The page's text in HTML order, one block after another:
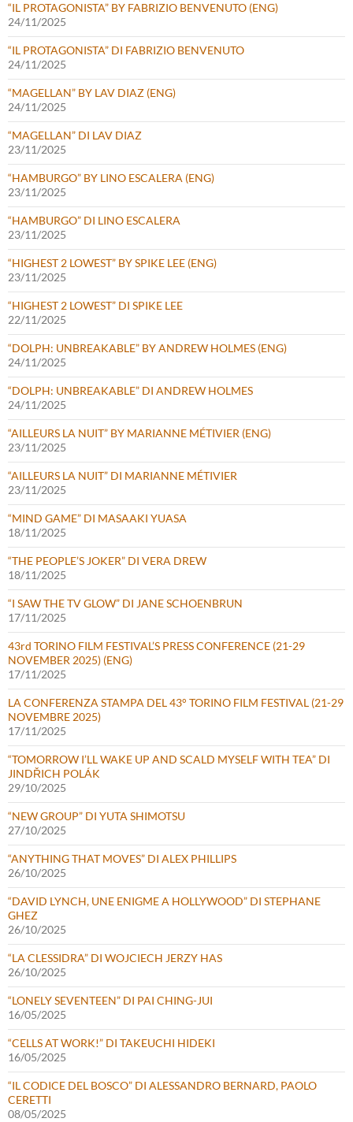
“IL PROTAGONISTA” BY FABRIZIO BENVENUTO (ENG)
24/11/2025
“IL PROTAGONISTA” DI FABRIZIO BENVENUTO
24/11/2025
“MAGELLAN” BY LAV DIAZ (ENG)
24/11/2025
“MAGELLAN” DI LAV DIAZ
23/11/2025
“HAMBURGO” BY LINO ESCALERA (ENG)
23/11/2025
“HAMBURGO” DI LINO ESCALERA
23/11/2025
“HIGHEST 2 LOWEST” BY SPIKE LEE (ENG)
23/11/2025
“HIGHEST 2 LOWEST” DI SPIKE LEE
22/11/2025
“DOLPH: UNBREAKABLE” BY ANDREW HOLMES (ENG)
24/11/2025
“DOLPH: UNBREAKABLE” DI ANDREW HOLMES
24/11/2025
“AILLEURS LA NUIT” BY MARIANNE MÉTIVIER (ENG)
23/11/2025
“AILLEURS LA NUIT” DI MARIANNE MÉTIVIER
23/11/2025
“MIND GAME” DI MASAAKI YUASA
18/11/2025
“THE PEOPLE’S JOKER” DI VERA DREW
18/11/2025
“I SAW THE TV GLOW” DI JANE SCHOENBRUN
17/11/2025
43rd TORINO FILM FESTIVAL’S PRESS CONFERENCE (21-29
NOVEMBER 2025) (ENG)
17/11/2025
LA CONFERENZA STAMPA DEL 43° TORINO FILM FESTIVAL (21-29
NOVEMBRE 2025)
17/11/2025
“TOMORROW I’LL WAKE UP AND SCALD MYSELF WITH TEA” DI
JINDŘICH POLÁK
29/10/2025
“NEW GROUP” DI YUTA SHIMOTSU
27/10/2025
“ANYTHING THAT MOVES” DI ALEX PHILLIPS
26/10/2025
“DAVID LYNCH, UNE ENIGME A HOLLYWOOD” DI STEPHANE
GHEZ
26/10/2025
“LA CLESSIDRA” DI WOJCIECH JERZY HAS
26/10/2025
“LONELY SEVENTEEN” DI PAI CHING-JUI
16/05/2025
“CELLS AT WORK!” DI TAKEUCHI HIDEKI
16/05/2025
“IL CODICE DEL BOSCO” DI ALESSANDRO BERNARD, PAOLO
CERETTI
08/05/2025